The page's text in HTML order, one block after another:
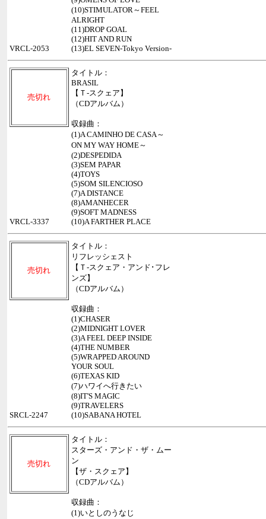
(10)STIMULATOR～FEEL
ALRIGHT
(11)DROP GOAL
(12)HIT AND RUN
(13)EL SEVEN-Tokyo Version-
VRCL-2053
売切れ
タイトル：
BRASIL
【Ｔ-スクェア】
（CDアルバム）
収録曲：
(1)A CAMINHO DE CASA～
ON MY WAY HOME～
(2)DESPEDIDA
(3)SEM PAPAR
(4)TOYS
(5)SOM SILENCIOSO
(7)A DISTANCE
(8)AMANHECER
(9)SOFT MADNESS
(10)A FARTHER PLACE
VRCL-3337
売切れ
タイトル：
リフレッシェスト
【Ｔ-スクェア・アンド･フレ
ンズ】
（CDアルバム）
収録曲：
(1)CHASER
(2)MIDNIGHT LOVER
(3)A FEEL DEEP INSIDE
(4)THE NUMBER
(5)WRAPPED AROUND
YOUR SOUL
(6)TEXAS KID
(7)ハワイへ行きたい
(8)IT'S MAGIC
(9)TRAVELERS
(10)SABANA HOTEL
SRCL-2247
売切れ
タイトル：
スターズ・アンド・ザ・ムー
ン
【ザ・スクェア】
（CDアルバム）
収録曲：
(1)いとしのうなじ